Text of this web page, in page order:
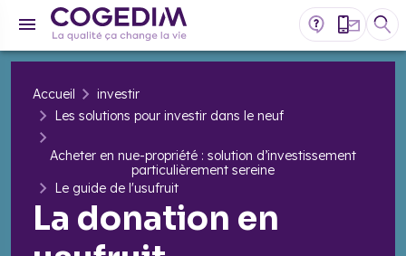
Accueil
investir
Les solutions pour investir dans le neuf
Acheter en nue-propriété : solution d’investissement
particulièrement sereine
Le guide de l'usufruit
La donation en